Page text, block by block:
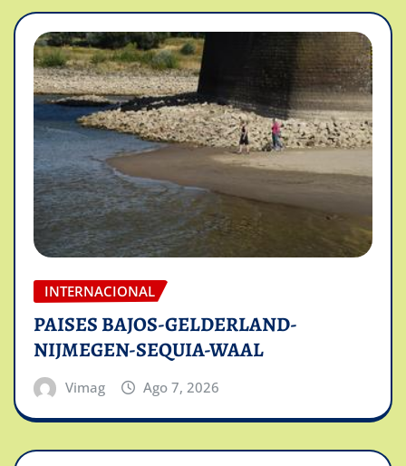
INTERNACIONAL
PAISES BAJOS-GELDERLAND-
NIJMEGEN-SEQUIA-WAAL
Vimag Ago 7, 2026